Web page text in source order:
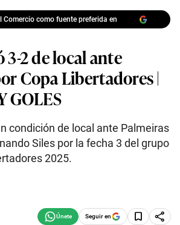
Comercio como fuente preferida en
3-2 de local ante
Copa Libertadores |
GOLES
condición de local ante Palmeiras
Siles por la fecha 3 del grupo
2025.
Seguir en